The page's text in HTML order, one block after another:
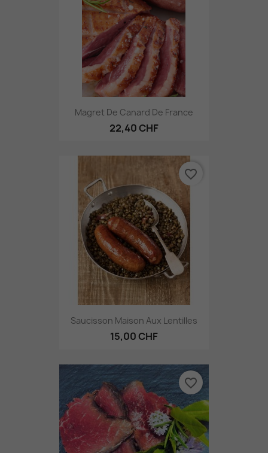
Magret De Canard De France
22,40 CHF
Saucisson Maison Aux Lentilles
15,00 CHF
favorite_border
favorite_border